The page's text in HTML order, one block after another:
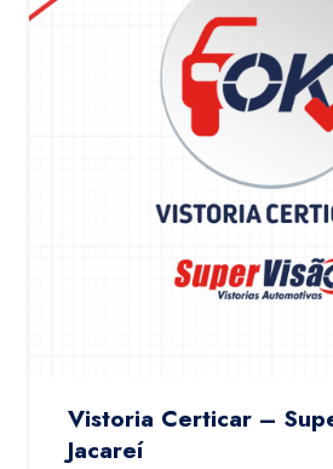
Vistoria Certicar –
Jacareí